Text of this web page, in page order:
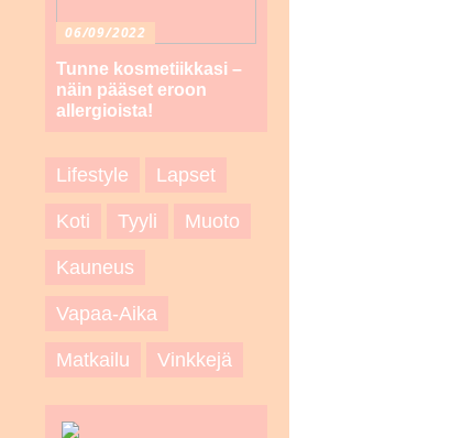
06/09/2022
Tunne kosmetiikkasi –
näin pääset eroon
allergioista!
Lifestyle Lapset
Koti Tyyli Muoto
Kauneus
Vapaa-Aika
Matkailu Vinkkejä